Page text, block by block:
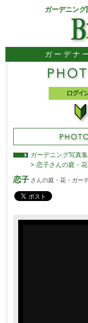
ガーデニン
ガーデナ
ガーデニング写真
> 恋子さんの庭・
恋子さんの庭・花・ガー